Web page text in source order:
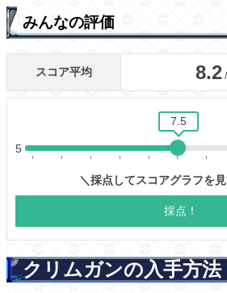
みんなの評価
クリムガンの入手方法